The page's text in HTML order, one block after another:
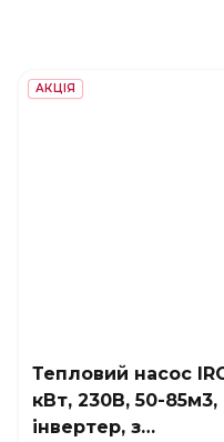
АКЦІЯ
Тепловий насос
кВт, 230В, 50-85м3,
інвертер, з